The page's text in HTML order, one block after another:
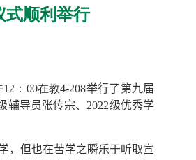
式顺利举行
12 ： 00在教4-208举行了第九届
辅导员张传宗、 2022级优秀学
，但也在苦学之瞬乐于听取宣